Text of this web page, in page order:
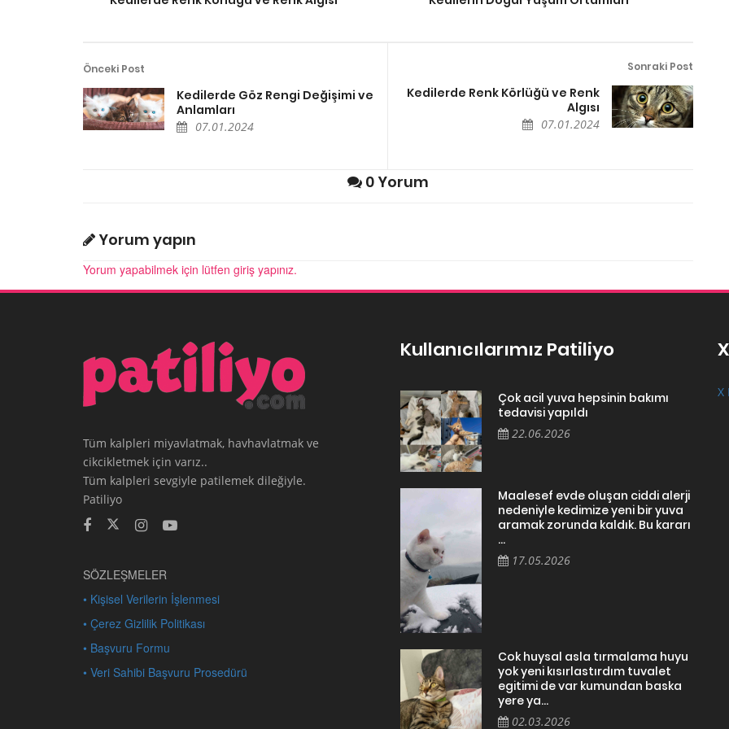
Önceki Post
Kedilerde Göz Rengi Değişimi ve
Anlamları
07.01.2024
Sonraki Post
Kedilerde Renk Körlüğü ve Renk
Algısı
07.01.2024
0 Yorum
Yorum yapın
Yorum yapabilmek için lütfen giriş yapınız.
Tüm kalpleri miyavlatmak, havhavlatmak ve
cikcikletmek için varız..
Tüm kalpleri sevgiyle patilemek dileğiyle.
Patiliyo
SÖZLEŞMELER
• Kişisel Verilerin İşlenmesi
• Çerez Gizlilik Politikası
• Başvuru Formu
• Veri Sahibi Başvuru Prosedürü
Kullanıcılarımız Patiliyo
Çok acil yuva hepsinin bakımı
tedavisi yapıldı
22.06.2026
Maalesef evde oluşan ciddi alerji
nedeniyle kedimize yeni bir yuva
aramak zorunda kaldık. Bu kararı
...
17.05.2026
Cok huysal asla tırmalama huyu
yok yeni kısırlastırdım tuvalet
egitimi de var kumundan baska
yere ya...
02.03.2026
X